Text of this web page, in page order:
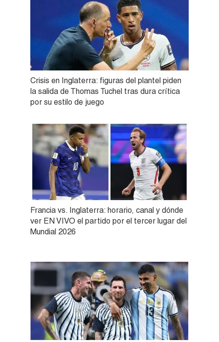
Crisis en Inglaterra: figuras del plantel piden
la salida de Thomas Tuchel tras dura crítica
por su estilo de juego
Francia vs. Inglaterra: horario, canal y dónde
ver EN VIVO el partido por el tercer lugar del
Mundial 2026